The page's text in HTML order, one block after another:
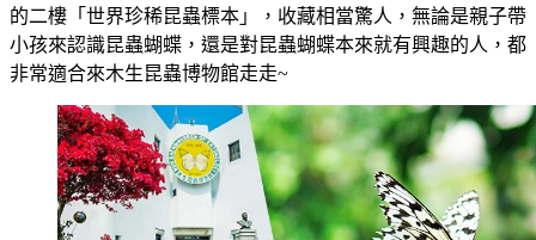
的二樓「世界珍稀昆蟲標本」，收藏相當驚人，無論是親子帶
小孩來認識昆蟲蝴蝶，還是對昆蟲蝴蝶本來就有興趣的人，都
非常適合來木生昆蟲博物館走走~